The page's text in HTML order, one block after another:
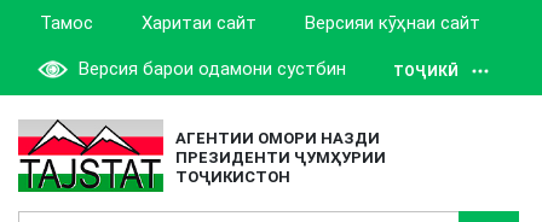
Тамос Харитаи сайт Версияи кӯҳнаи сайт
Версия барои одамони сустбин ТОҶИКӢ
АГЕНТИИ ОМОРИ НАЗДИ
ПРЕЗИДЕНТИ ҶУМҲУРИИ
ТОҶИКИСТОН